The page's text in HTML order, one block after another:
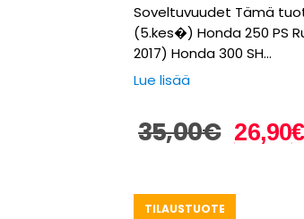
Soveltuvuudet Tämä
(5.kes�) Honda 250 PS
2017) Honda 300 SH…
Lue lisää
35,00€ 26,90€
TILAUSTUOTE